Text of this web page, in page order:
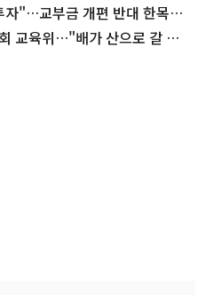
자"…교부금 개편 반대 한목소
교육위…"배가 산으로 갈 수